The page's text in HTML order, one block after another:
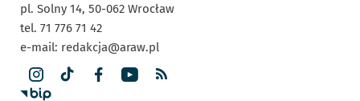
pl. Solny 14, 50-062 Wrocław
tel. 71 776 71 42
e-mail: redakcja@araw.pl